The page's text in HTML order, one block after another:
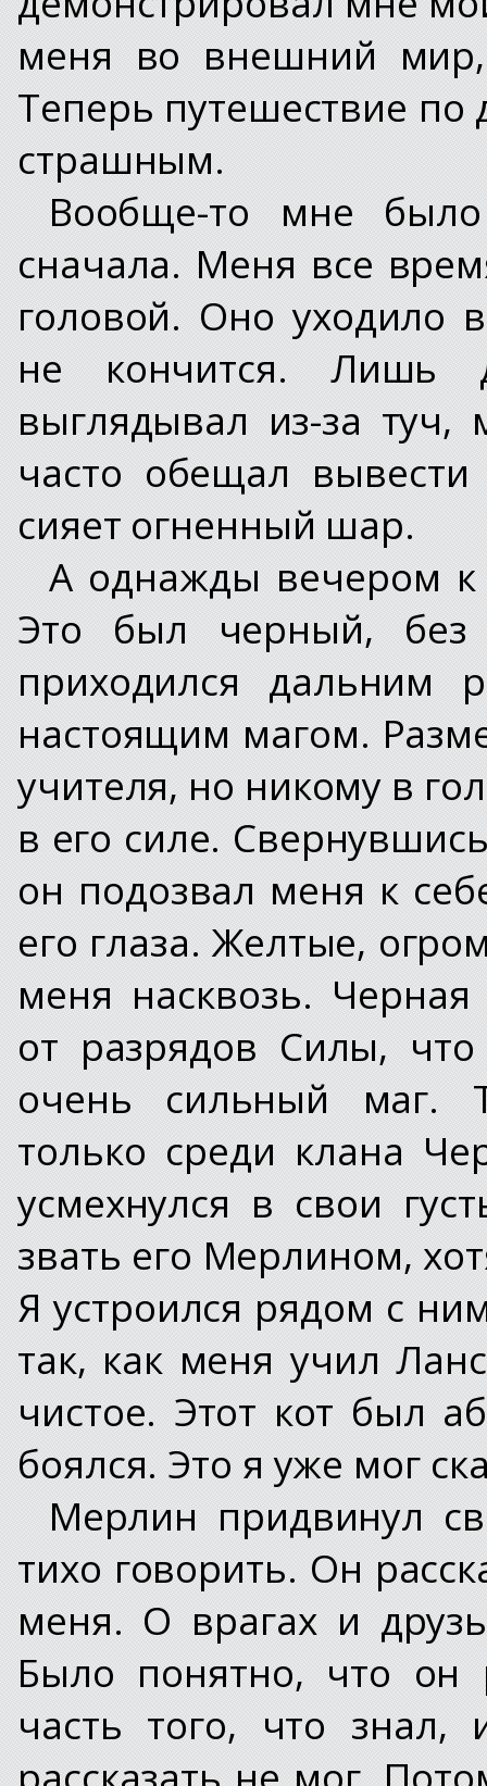
меня во внешний
Теперь путешествие по
страшным.
Вообще-то мне
сначала. Меня все
головой. Оно уходило
не кончится. Лишь
выглядывал из-за туч,
часто обещал
сияет огненный шар.
А однажды вечером
Это был черный,
приходился дальним
настоящим магом.
учителя, но никому в
в его силе.
он подозвал меня к
его глаза. Желтые,
меня насквозь. Черная
от разрядов Силы,
очень сильный маг.
только среди клана
усмехнулся в свои
звать его Мерлином,
Я устроился рядом с
так, как меня учил
чистое. Этот кот был
боялся. Это я уже мог
Мерлин придвинул
тихо говорить. Он
меня. О врагах и
Было понятно, что он
часть того, что